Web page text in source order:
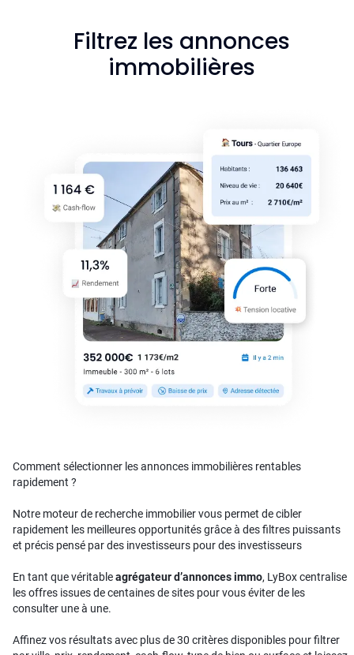
Filtrez les annonces
immobilières
Comment sélectionner les annonces immobilières rentables
rapidement ?
Notre moteur de recherche immobilier vous permet de cibler
rapidement les meilleures opportunités grâce à des filtres puissants
et précis pensé par des investisseurs pour des investisseurs
En tant que véritableagrégateur d’annonces immo, LyBox centralise
les offres issues de centaines de sites pour vous éviter de les
consulter une à une.
Affinez vos résultats avec plus de 30 critères disponibles pour filtrer